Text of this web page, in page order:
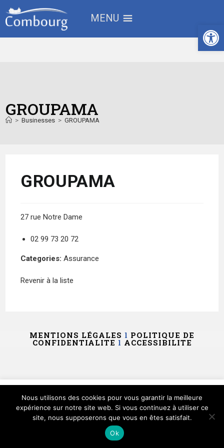
MENU
GROUPAMA
> Businesses > GROUPAMA
GROUPAMA
27 rue Notre Dame
02 99 73 20 72
Categories:Assurance
Revenir à la liste
MENTIONS LÉGALES l POLITIQUE DE
CONFIDENTIALITE l ACCESSIBILITE
Ce site utilise des cookies et vous donne le contrôle sur
ceux que vous souhaitez activer
Tout refuser
Nous utilisons des cookies pour vous garantir la meilleure
expérience sur notre site web. Si vous continuez à utiliser ce
site, nous supposerons que vous en êtes satisfait.
Ok